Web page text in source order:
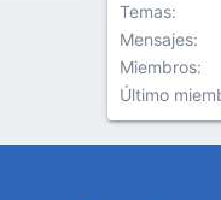
Temas
Mensajes
Miembros
Último